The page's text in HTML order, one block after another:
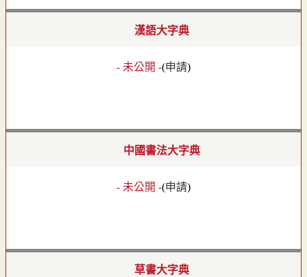
漢語大字典
- 未公開 -(申請)
中國書法大字典
- 未公開 -(申請)
草書大字典